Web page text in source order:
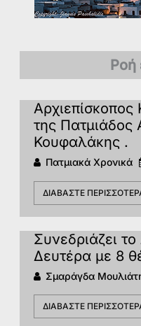
Ροή
της Πατμιάδος
Κουφαλάκης .
Πατμιακά Χρονικά
ΔΙΑΒΆΣΤΕ
Συνεδριάζει
Δευτέρα με 8
Σμαράγδα
ΔΙΑΒΆΣΤΕ